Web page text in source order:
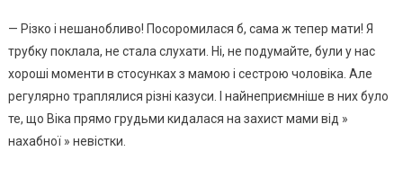
— Різко і нешанобливо! Посоромилася б, сама ж тепер мати! Я
трубку поклала, не стала слухати. Ні, не подумайте, були у нас
хороші моменти в стосунках з мамою і сестрою чоловіка. Але
регулярно траплялися різні казуси. І найнеприємніше в них було
те, що Віка прямо грудьми кидалася на захист мами від »
нахабної » невістки.